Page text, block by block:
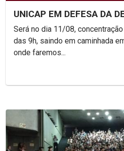
UNICAP EM DEFESA DA
Será no dia 11/08,
das 9h, saindo em caminhada
onde faremos...